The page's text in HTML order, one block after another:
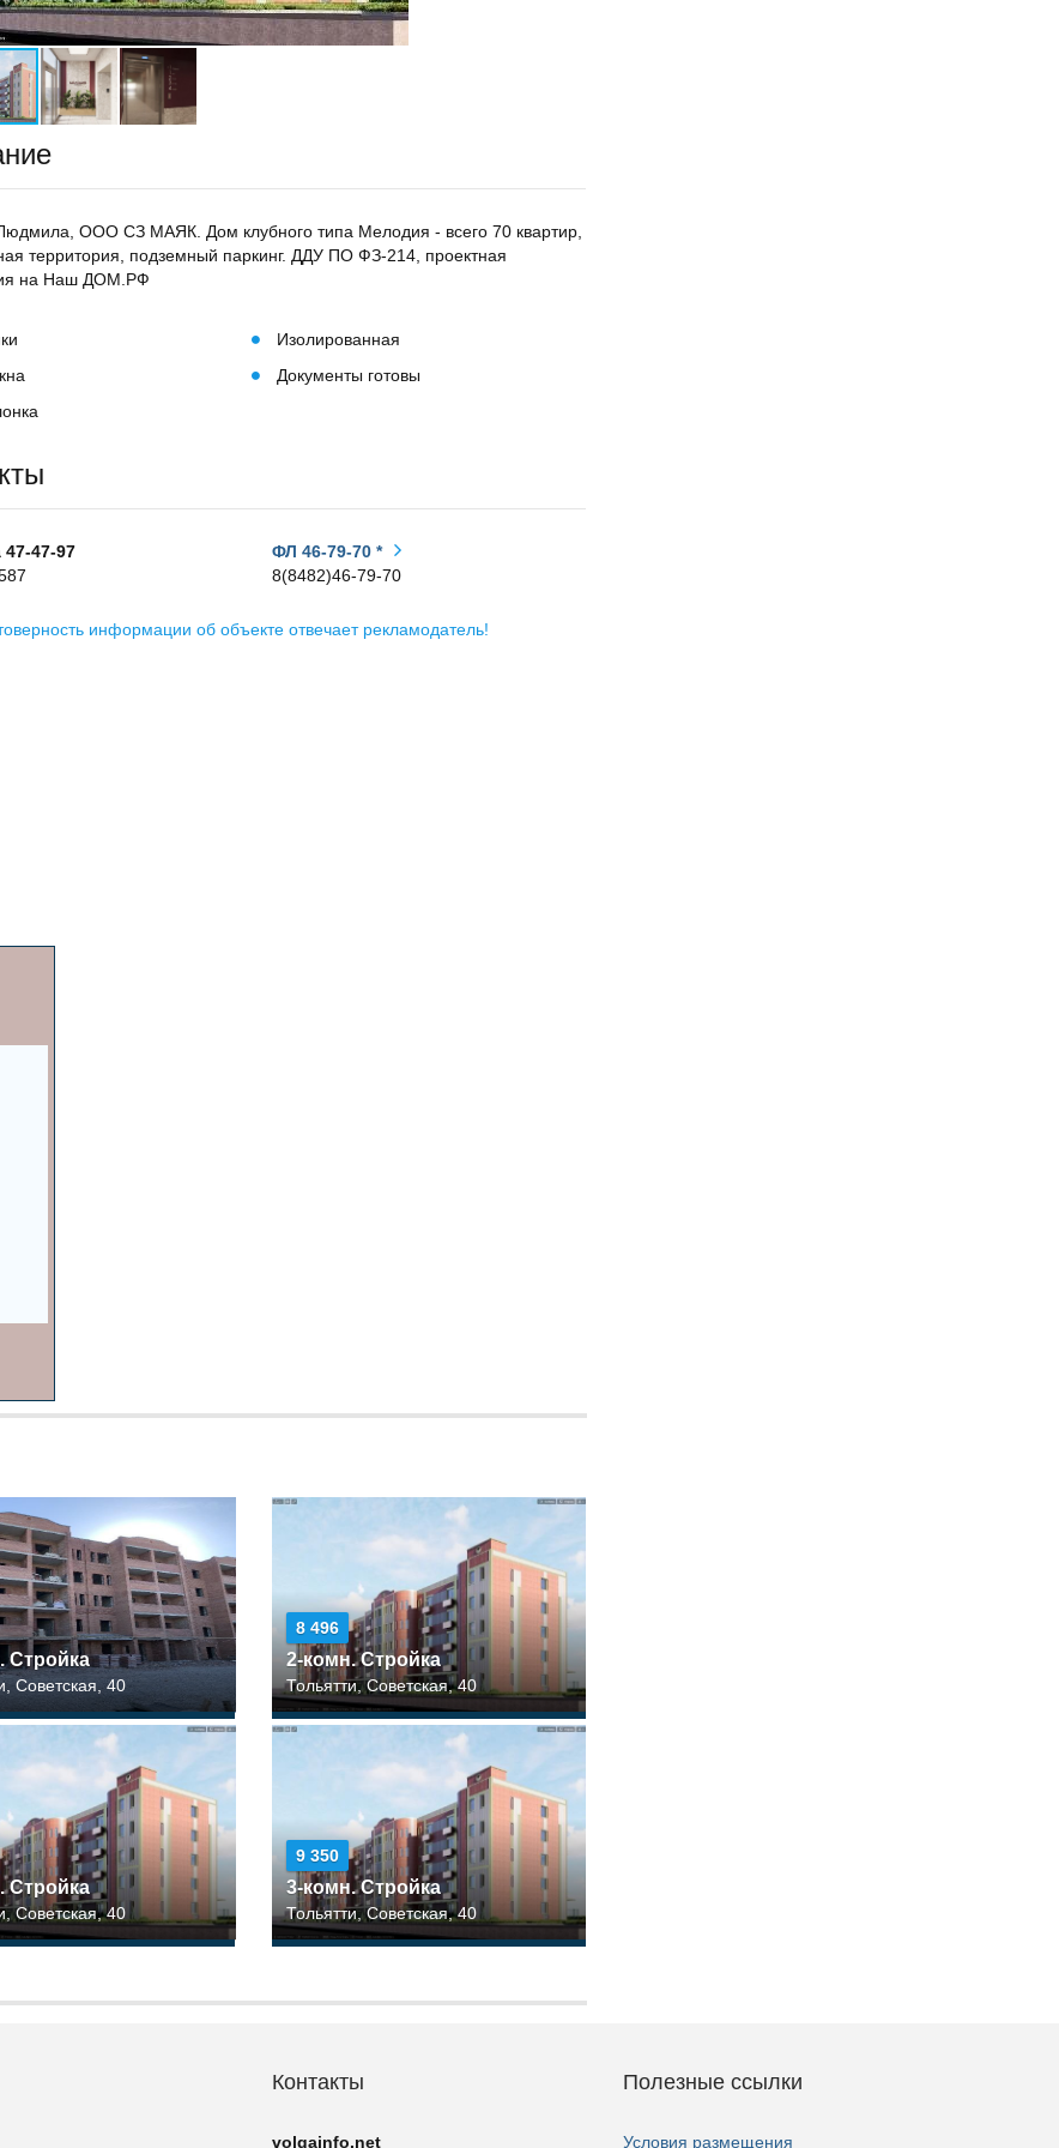
ООО СЗ МАЯК. Дом клубного типа Мелодия - всего 70 квартир,
территория, подземный паркинг. ДДУ ПО ФЗ-214, проектная
на Наш ДОМ.РФ
Изолированная
Документы готовы
47-97
ФЛ 46-79-70 *
8(8482)46-79-70
информации об объекте отвечает рекламодатель!
Стройка
Советская, 40
8 496
2-комн. Стройка
Тольятти, Советская, 40
Стройка
Советская, 40
9 350
3-комн. Стройка
Тольятти, Советская, 40
Контакты
volgainfo.net
Полезные ссылки
Условия размещения